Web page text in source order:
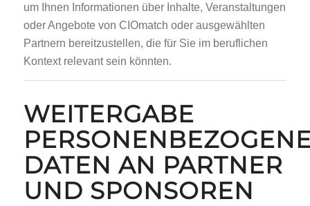
um Ihnen Informationen über Inhalte, Veranstaltungen
oder Angebote von CIOmatch oder ausgewählten
Partnern bereitzustellen, die für Sie im beruflichen
Kontext relevant sein könnten.
WEITERGABE
DATEN AN PARTNER
UND SPONSOREN